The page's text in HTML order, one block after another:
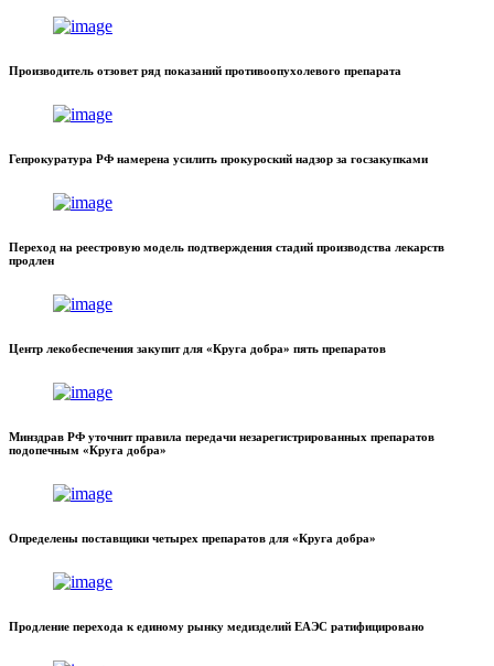
Производитель отзовет ряд показаний противоопухолевого препарата
Гепрокуратура РФ намерена усилить прокуроский надзор за госзакупками
Переход на реестровую модель подтверждения стадий производства лекарств
продлен
Центр лекобеспечения закупит для «Круга добра» пять препаратов
Минздрав РФ уточнит правила передачи незарегистрированных препаратов
подопечным «Круга добра»
Определены поставщики четырех препаратов для «Круга добра»
Продление перехода к единому рынку медизделий ЕАЭС ратифицировано